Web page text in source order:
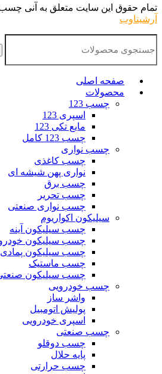
تمام حقوق این سایت متعلق به آنی
آرشیتاوب
صفحه اصلی
محصولات
چسب 123
اسپری 123
مایع تکی 123
چسب 123 کامل
چسب نواری
چسب کاغذی
نواری پهن شیشه ای
چسب برق
چسب تحریر
چسب نواری صنعتی
سیلیکون اکواریوم
چسب سیلیکون آینه
چسب سیلیکون
چسب سیلیکون پمادی
چسب ماستیک
چسب سیلیکون
چسب خودرویی
واشر ساز
پولیش اتومبیل
اسپری خودرویی
چسب صنعتی
چسب دوقلو
پایه حلال
چسب حرارتی